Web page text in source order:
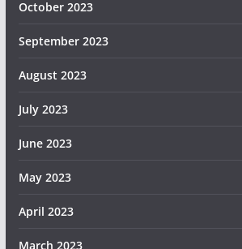
October 2023
September 2023
August 2023
July 2023
June 2023
May 2023
April 2023
March 2023